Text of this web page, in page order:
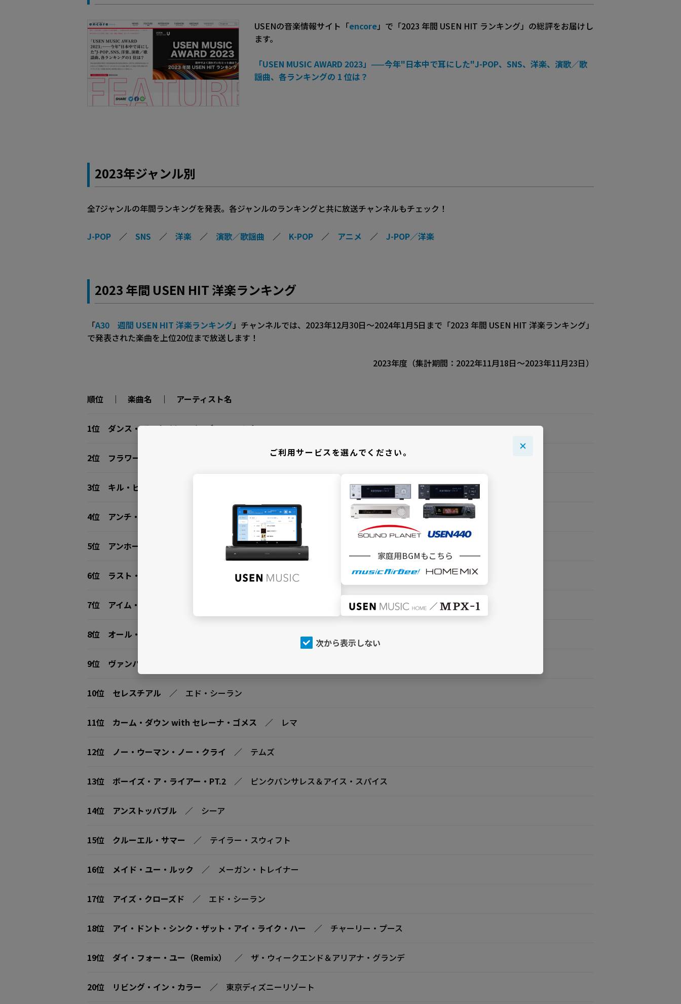
USENの音楽情報サイト「encore」で「2023 年間 USEN HIT ランキング」の総評をお届けし
ます。
「USEN MUSIC AWARD 2023」——今年"日本中で耳にした"J-POP、SNS、洋楽、演歌／歌
謡曲、各ランキングの 1 位は？
2023年ジャンル別
全7ジャンルの年間ランキングを発表。各ジャンルのランキングと共に放送チャンネルもチェック！
J-POP ／ SNS ／ 洋楽 ／ 演歌／歌謡曲 ／ K-POP ／ アニメ ／ J-POP／洋楽
2023 年間 USEN HIT 洋楽ランキング
「A30 週間 USEN HIT 洋楽ランキング」チャンネルでは、2023年12月30日～2024年1月5日まで「2023 年間 USEN HIT 洋楽ランキング」
で発表された楽曲を上位20位まで放送します！
2023年度（集計期間：2022年11月18日～2023年11月23日）
順位 ｜ 楽曲名 ｜ アーティスト名
1位 ダンス・ザ・ナイト／ デュア・リパ
2位 フラワーズ
3位 キル・ビル
4位 アンチ・ヒーロー ／ テイラー・スウィフト
5位 アンホーリー feat. キム・ペトラス／ サム・スミス
6位 ラスト・ナイト ／ モーガン・ウォレン
7位 アイム・グッド（ブルー） ／ デヴィッド・ゲッタ＆ビービー・レクサ
8位 オール・マイ・ライフ feat. J.コール ／ リル・ダーク
9位 ヴァンパイア
10位 セレスチアル ／ エド・シーラン
11位 カーム・ダウン with セレーナ・ゴメス ／ レマ
12位 ノー・ウーマン・ノー・クライ ／ テムズ
13位 ボーイズ・ア・ライアー・PT.2 ／ ピンクパンサレス＆アイス・スパイス
14位 アンストッパブル ／ シーア
15位 クルーエル・サマー ／ テイラー・スウィフト
16位 メイド・ユー・ルック ／ メーガン・トレイナー
17位 アイズ・クローズド ／ エド・シーラン
18位 アイ・ドント・シンク・ザット・アイ・ライク・ハー ／ チャーリー・プース
19位 ダイ・フォー・ユー（Remix） ／ ザ・ウィークエンド＆アリアナ・グランデ
20位 リビング・イン・カラー ／ 東京ディズニーリゾート
ご利用サービスを選んでください。
家庭用BGMもこちら
次から表示しない